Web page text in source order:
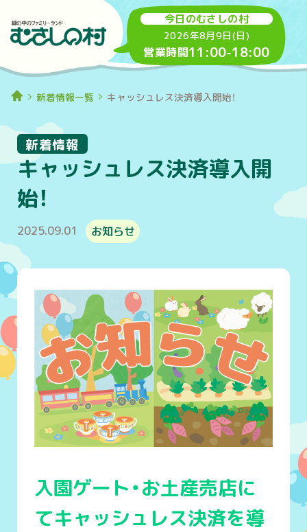
今日のむさしの村
2026年8月9日(日)
営業時間11:00-18:00
新着情報一覧 キャッシュレス決済導入開始！
キャッシュレス決済導入開
始！
新着情報
2025.09.01 お知らせ
入園ゲート・お土産売店に
てキャッシュレス決済を導